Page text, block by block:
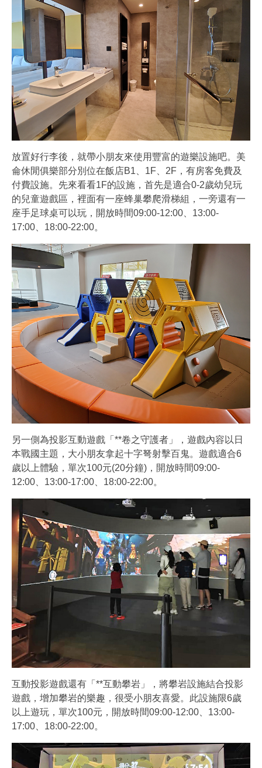
放置好行李後，就帶小朋友來使用豐富的遊樂設施吧。美
侖休閒俱樂部分別位在飯店B1、1F、2F，有房客免費及
付費設施。先來看看1F的設施，首先是適合0-2歲幼兒玩
的兒童遊戲區，裡面有一座蜂巢攀爬滑梯組，一旁還有一
座手足球桌可以玩，開放時間09:00-12:00、13:00-
17:00、18:00-22:00。
另一側為投影互動遊戲「**卷之守護者」，遊戲內容以日
本戰國主題，大小朋友拿起十字弩射擊百鬼。遊戲適合6
歲以上體驗，單次100元(20分鐘)，開放時間09:00-
12:00、13:00-17:00、18:00-22:00。
互動投影遊戲還有「**互動攀岩」，將攀岩設施結合投影
遊戲，增加攀岩的樂趣，很受小朋友喜愛。此設施限6歲
以上遊玩，單次100元，開放時間09:00-12:00、13:00-
17:00、18:00-22:00。